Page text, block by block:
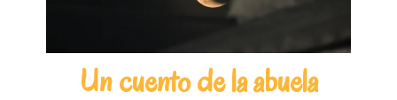
Un cuento de la abuela